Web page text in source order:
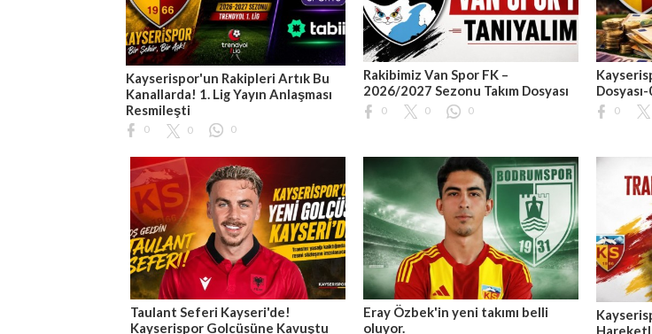
Kayserispor'un Rakipleri Artık Bu
Kanallarda! 1. Lig Yayın Anlaşması
Resmileşti
0 0 0
Rakibimiz Van Spor FK –
2026/2027 Sezonu Takım Dosyası
0 0 0 0
Taulant Seferi Kayseri'de!
Kayserispor Golcüsüne Kavuştu
Eray Özbek'in yeni takımı belli
oluyor.